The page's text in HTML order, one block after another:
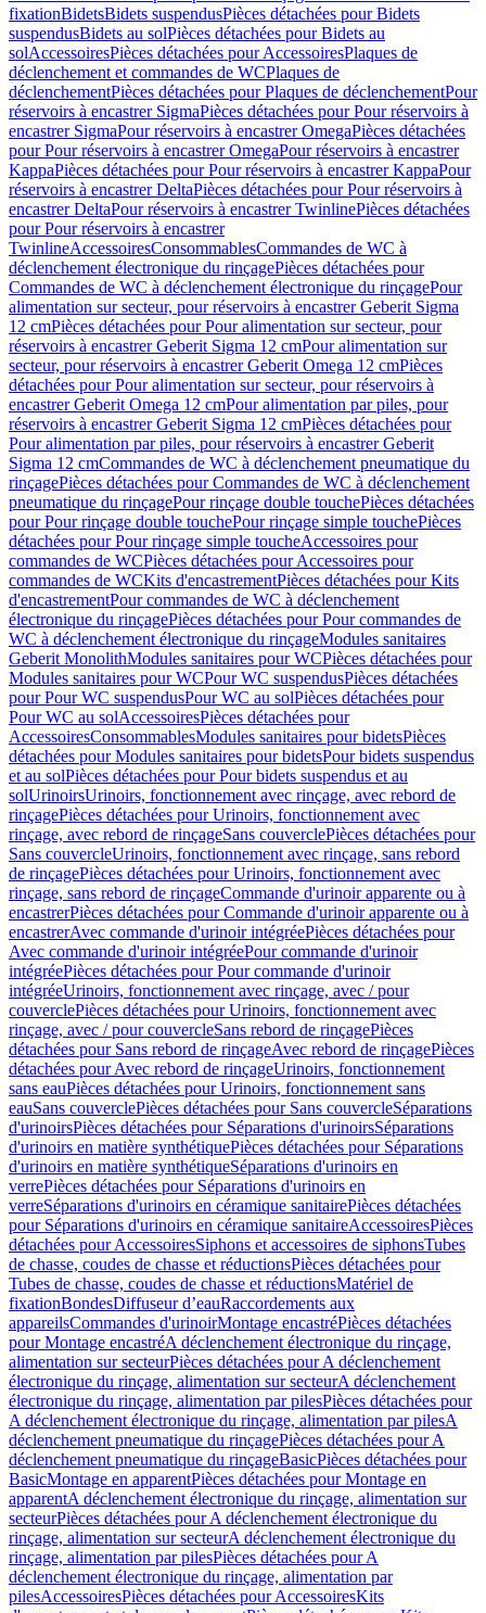
fixationBidetsBidets suspendusPièces détachées pour Bidets
suspendusBidets au solPièces détachées pour Bidets au
solAccessoiresPièces détachées pour AccessoiresPlaques de
déclenchement et commandes de WCPlaques de
déclenchementPièces détachées pour Plaques de déclenchementPour
réservoirs à encastrer SigmaPièces détachées pour Pour réservoirs à
encastrer SigmaPour réservoirs à encastrer OmegaPièces détachées
pour Pour réservoirs à encastrer OmegaPour réservoirs à encastrer
KappaPièces détachées pour Pour réservoirs à encastrer KappaPour
réservoirs à encastrer DeltaPièces détachées pour Pour réservoirs à
encastrer DeltaPour réservoirs à encastrer TwinlinePièces détachées
pour Pour réservoirs à encastrer
TwinlineAccessoiresConsommablesCommandes de WC à
déclenchement électronique du rinçagePièces détachées pour
Commandes de WC à déclenchement électronique du rinçagePour
alimentation sur secteur, pour réservoirs à encastrer Geberit Sigma
12 cmPièces détachées pour Pour alimentation sur secteur, pour
réservoirs à encastrer Geberit Sigma 12 cmPour alimentation sur
secteur, pour réservoirs à encastrer Geberit Omega 12 cmPièces
détachées pour Pour alimentation sur secteur, pour réservoirs à
encastrer Geberit Omega 12 cmPour alimentation par piles, pour
réservoirs à encastrer Geberit Sigma 12 cmPièces détachées pour
Pour alimentation par piles, pour réservoirs à encastrer Geberit
Sigma 12 cmCommandes de WC à déclenchement pneumatique du
rinçagePièces détachées pour Commandes de WC à déclenchement
pneumatique du rinçagePour rinçage double touchePièces détachées
pour Pour rinçage double touchePour rinçage simple touchePièces
détachées pour Pour rinçage simple toucheAccessoires pour
commandes de WCPièces détachées pour Accessoires pour
commandes de WCKits d'encastrementPièces détachées pour Kits
d'encastrementPour commandes de WC à déclenchement
électronique du rinçagePièces détachées pour Pour commandes de
WC à déclenchement électronique du rinçageModules sanitaires
Geberit MonolithModules sanitaires pour WCPièces détachées pour
Modules sanitaires pour WCPour WC suspendusPièces détachées
pour Pour WC suspendusPour WC au solPièces détachées pour
Pour WC au solAccessoiresPièces détachées pour
AccessoiresConsommablesModules sanitaires pour bidetsPièces
détachées pour Modules sanitaires pour bidetsPour bidets suspendus
et au solPièces détachées pour Pour bidets suspendus et au
solUrinoirsUrinoirs, fonctionnement avec rinçage, avec rebord de
rinçagePièces détachées pour Urinoirs, fonctionnement avec
rinçage, avec rebord de rinçageSans couverclePièces détachées pour
Sans couvercleUrinoirs, fonctionnement avec rinçage, sans rebord
de rinçagePièces détachées pour Urinoirs, fonctionnement avec
rinçage, sans rebord de rinçageCommande d'urinoir apparente ou à
encastrerPièces détachées pour Commande d'urinoir apparente ou à
encastrerAvec commande d'urinoir intégréePièces détachées pour
Avec commande d'urinoir intégréePour commande d'urinoir
intégréePièces détachées pour Pour commande d'urinoir
intégréeUrinoirs, fonctionnement avec rinçage, avec / pour
couverclePièces détachées pour Urinoirs, fonctionnement avec
rinçage, avec / pour couvercleSans rebord de rinçagePièces
détachées pour Sans rebord de rinçageAvec rebord de rinçagePièces
détachées pour Avec rebord de rinçageUrinoirs, fonctionnement
sans eauPièces détachées pour Urinoirs, fonctionnement sans
eauSans couverclePièces détachées pour Sans couvercleSéparations
d'urinoirsPièces détachées pour Séparations d'urinoirsSéparations
d'urinoirs en matière synthétiquePièces détachées pour Séparations
d'urinoirs en matière synthétiqueSéparations d'urinoirs en
verrePièces détachées pour Séparations d'urinoirs en
verreSéparations d'urinoirs en céramique sanitairePièces détachées
pour Séparations d'urinoirs en céramique sanitaireAccessoiresPièces
détachées pour AccessoiresSiphons et accessoires de siphonsTubes
de chasse, coudes de chasse et réductionsPièces détachées pour
Tubes de chasse, coudes de chasse et réductionsMatériel de
fixationBondesDiffuseur d’eauRaccordements aux
appareilsCommandes d'urinoirMontage encastréPièces détachées
pour Montage encastréA déclenchement électronique du rinçage,
alimentation sur secteurPièces détachées pour A déclenchement
électronique du rinçage, alimentation sur secteurA déclenchement
électronique du rinçage, alimentation par pilesPièces détachées pour
A déclenchement électronique du rinçage, alimentation par pilesA
déclenchement pneumatique du rinçagePièces détachées pour A
déclenchement pneumatique du rinçageBasicPièces détachées pour
BasicMontage en apparentPièces détachées pour Montage en
apparentA déclenchement électronique du rinçage, alimentation sur
secteurPièces détachées pour A déclenchement électronique du
rinçage, alimentation sur secteurA déclenchement électronique du
rinçage, alimentation par pilesPièces détachées pour A
déclenchement électronique du rinçage, alimentation par
pilesAccessoiresPièces détachées pour AccessoiresKits